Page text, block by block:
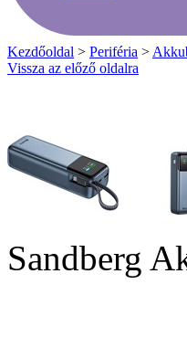
Kezdőoldal > Periféria >
Vissza az előző oldalra
Sandberg